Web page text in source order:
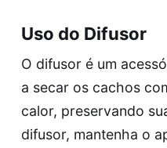
Uso do Difusor
O difusor é um
a secar os cachos
calor, preservando
difusor, mantenha o